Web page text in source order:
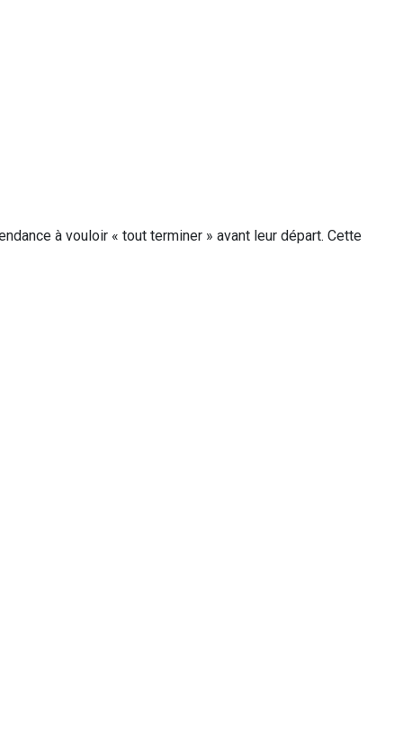
à vouloir « tout terminer » avant leur départ. Cette